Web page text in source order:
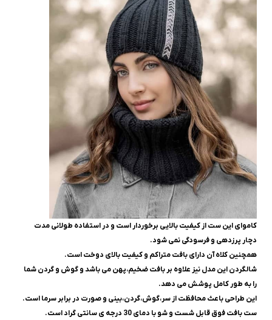
کاموای این ست از کیفیت بالایی برخوردار است و در استفاده طولانی مدت
دچار پرزدهی و فرسودگی نمی شود.
همچنین کلاه آن دارای بافت متراکم و کیفیت بالای دوخت است.
شالگردن این مدل نیز علاوه بر بافت ضخیم،پهن می باشد و گوش و گردن شما
را به طور کامل پوشش می دهد.
این طراحی باعث محافظت از سر،گوش،گردن،بینی و صورت در برابر سرما است.
ست بافت فوق قابل شست و شو با دمای 30 درجه ی سانتی گراد است.